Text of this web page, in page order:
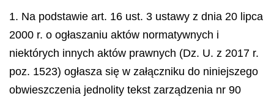
1. Na podstawie art. 16 ust. 3 ustawy z dnia 20 lipca
2000 r. o ogłaszaniu aktów normatywnych i
niektórych innych aktów prawnych (Dz. U. z 2017 r.
poz. 1523) ogłasza się w załączniku do niniejszego
obwieszczenia jednolity tekst zarządzenia nr 90